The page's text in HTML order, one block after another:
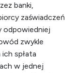
banki,
zaświadczeń
odpowiedniej
zwykle
spłata
w jednej